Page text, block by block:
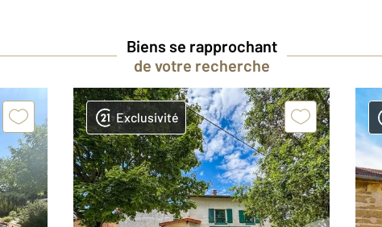
Biens se rapprochant
de votre recherche
Exclusivité